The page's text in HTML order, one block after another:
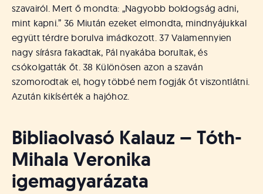
szavairól. Mert ő mondta: „Nagyobb boldogság adni,
mint kapni.” 36 Miután ezeket elmondta, mindnyájukkal
együtt térdre borulva imádkozott. 37 Valamennyien
nagy sírásra fakadtak, Pál nyakába borultak, és
csókolgatták őt. 38 Különösen azon a szaván
szomorodtak el, hogy többé nem fogják őt viszontlátni.
Azután kikísérték a hajóhoz.
Bibliaolvasó Kalauz – Tóth-
Mihala Veronika
igemagyarázata